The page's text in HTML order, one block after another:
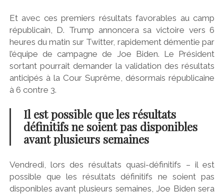
Et avec ces premiers résultats favorables au camp
républicain, D. Trump annoncera sa victoire vers 6
heures du matin sur Twitter, rapidement démentie par
l’équipe de campagne de Joe Biden. Le Président
sortant pourrait demander la validation des résultats
anticipés à la Cour Suprême, désormais républicaine
à 6 contre 3.
Il est possible que les résultats
définitifs ne soient pas disponibles
avant plusieurs semaines
Vendredi, lors des résultats quasi-définitifs – il est
possible que les résultats définitifs ne soient pas
disponibles avant plusieurs semaines, Joe Biden sera